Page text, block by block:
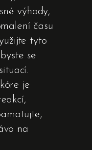
výhody,
času
tyto
se
je
na